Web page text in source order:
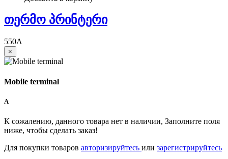
თერმო პრინტერი
550A
×
Mobile terminal
A
К сожалению, данного товара нет в наличии, Заполните поля
ниже, чтобы сделать заказ!
Для покупки товаров авторизируйтесь или зарегистрируйтесь